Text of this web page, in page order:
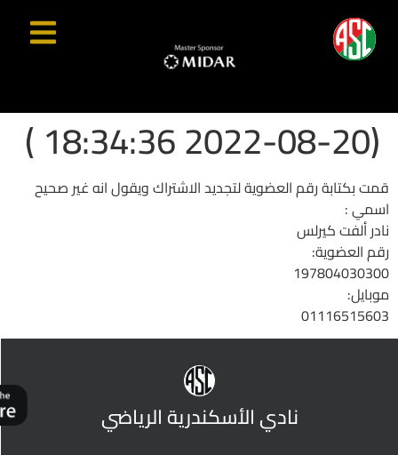
(2022-08-20 18:34:36 )
قمت بكتابة رقم العضوية لتجديد الاشتراك ويقول انه غير صحيح
اسمي :
نادر ألفت كيرلس
رقم العضوية:
197804030300
موبايل:
01116515603
نادي الأسكندرية الرياضي